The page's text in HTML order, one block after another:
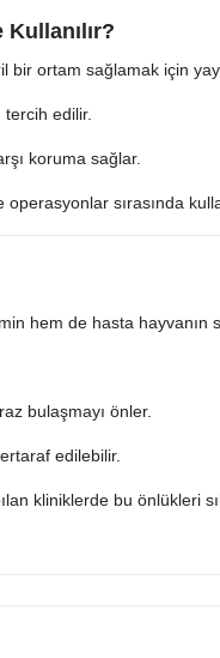
bir ortam sağlamak için
edilir.
koruma sağlar.
sırasında
hem de hasta
bulaşmayı önler.
edilebilir.
kliniklerde bu önlükleri